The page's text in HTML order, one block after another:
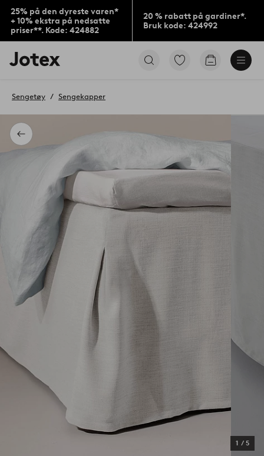
25% på den dyreste varen*
+ 10% ekstra på nedsatte
priser**. Kode: 424882
20 % rabatt på gardiner*.
Bruk kode: 424992
Jotex’
logo
til
Gå
Gå
Tilbake
Sengetøy Sengekapper
1 / 5